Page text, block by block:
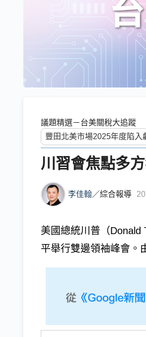
議題精選－台美關稅大追蹤
川習會焦點多
李佳翰／綜合報導
美國總統川普（Donald
平舉行雙邊領袖峰會。